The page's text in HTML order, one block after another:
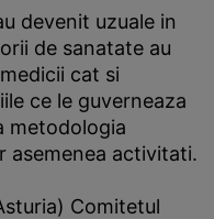
devenit uzuale in
de sanatate au
cat si
ce le guverneaza
metodologia
asemenea activitati.
Comitetul